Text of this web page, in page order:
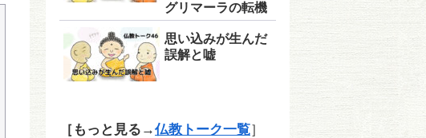
グリマーラの転機
思い込みが生んだ
誤解と嘘
［ もっと見る →仏教トーク一覧］